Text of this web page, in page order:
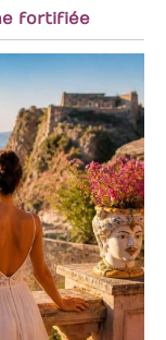
fortifiée